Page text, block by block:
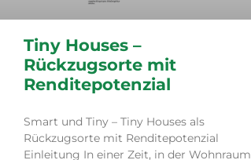
Tiny Houses –
Rückzugsorte mit
Renditepotenzial
Smart und Tiny – Tiny Houses als
Rückzugsorte mit Renditepotenzial
Einleitung In einer Zeit, in der Wohnraum